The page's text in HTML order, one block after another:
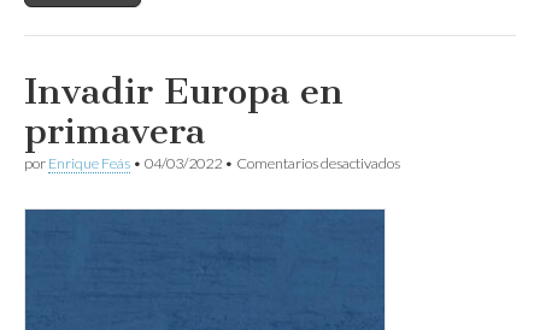
Invadir Europa en
primavera
por Enrique Feás • 04/03/2022 • Comentarios desactivadosen